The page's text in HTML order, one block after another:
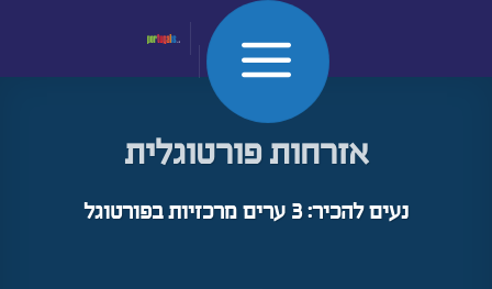
contentאזרחות פורטוגלית
נעים להכיר: 3 ערים מרכזיות בפורטוגל